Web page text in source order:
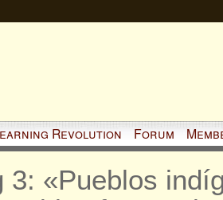
Revolution Forum
3: «Pueblos